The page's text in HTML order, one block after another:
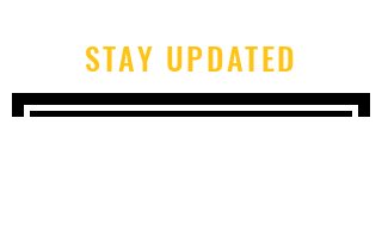
STAY UPDATED